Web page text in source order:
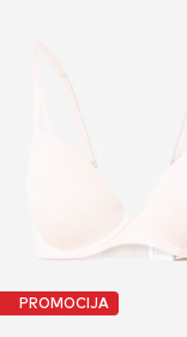
PROMOCIJA